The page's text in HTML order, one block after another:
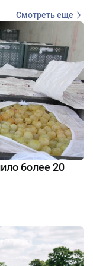
Смотреть еще
более 20